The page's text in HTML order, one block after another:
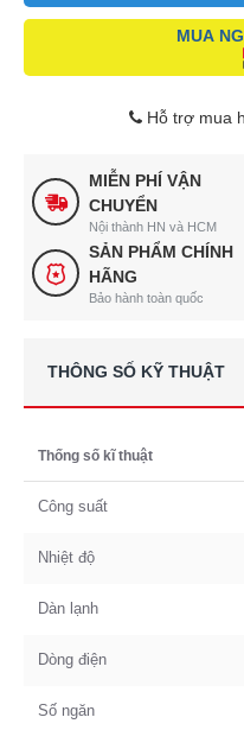
MUA
Hỗ trợ mua
MIỄN PHÍ VẬN
CHUYỂN
Nội thành HN và HCM
SẢN PHẨM CHÍNH
HÃNG
Bảo hành toàn quốc
THÔNG SỐ KỸ THUẬT
Thống số kĩ thuật
Công suất
Nhiệt độ
Dàn lạnh
Dòng điện
Số ngăn